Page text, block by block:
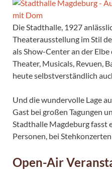
Die Stadthalle, 1927
Theaterausstellung im Stil
als Show-Center an der
Theater, Musicals, Revuen,
heute selbstverständlich
Und die wundervolle Lage
Gast bei großen Tagungen
Stadthalle Magdeburg fasst
Personen, bei
Open-Air